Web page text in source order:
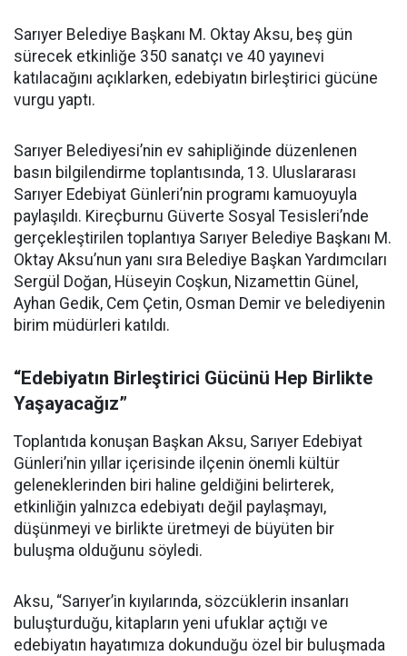
Sarıyer Belediye Başkanı M. Oktay Aksu, beş gün
sürecek etkinliğe 350 sanatçı ve 40 yayınevi
katılacağını açıklarken, edebiyatın birleştirici gücüne
vurgu yaptı.
Sarıyer Belediyesi’nin ev sahipliğinde düzenlenen
basın bilgilendirme toplantısında, 13. Uluslararası
Sarıyer Edebiyat Günleri’nin programı kamuoyuyla
paylaşıldı. Kireçburnu Güverte Sosyal Tesisleri’nde
gerçekleştirilen toplantıya Sarıyer Belediye Başkanı M.
Oktay Aksu’nun yanı sıra Belediye Başkan Yardımcıları
Sergül Doğan, Hüseyin Coşkun, Nizamettin Günel,
Ayhan Gedik, Cem Çetin, Osman Demir ve belediyenin
birim müdürleri katıldı.
“Edebiyatın Birleştirici Gücünü Hep Birlikte
Yaşayacağız”
Toplantıda konuşan Başkan Aksu, Sarıyer Edebiyat
Günleri’nin yıllar içerisinde ilçenin önemli kültür
geleneklerinden biri haline geldiğini belirterek,
etkinliğin yalnızca edebiyatı değil paylaşmayı,
düşünmeyi ve birlikte üretmeyi de büyüten bir
buluşma olduğunu söyledi.
Aksu, “Sarıyer’in kıyılarında, sözcüklerin insanları
buluşturduğu, kitapların yeni ufuklar açtığı ve
edebiyatın hayatımıza dokunduğu özel bir buluşmada